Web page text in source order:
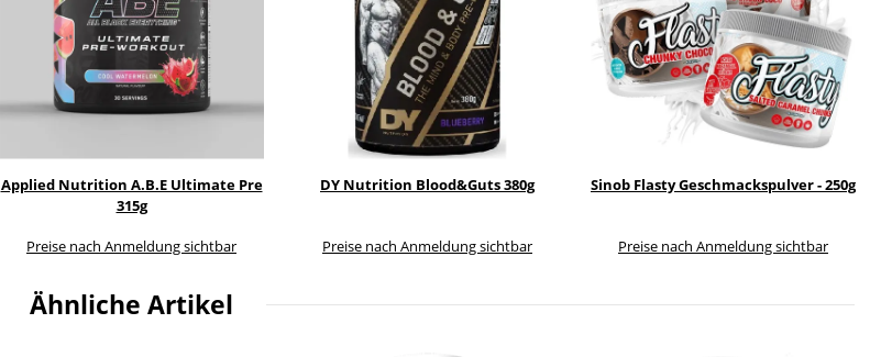
Applied Nutrition A.B.E Ultimate Pre
315g
Preise nach Anmeldung sichtbar
DY Nutrition Blood&Guts 380g
Preise nach Anmeldung sichtbar
Sinob Flasty Geschmackspulver - 250g
Preise nach Anmeldung sichtbar
Ähnliche Artikel